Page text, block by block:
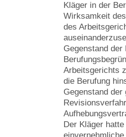
Kläger in der
Wirksamkeit
des
Gegenstand
Arbeitsgerichts
die Berufung
Gegenstand
Der Kläger